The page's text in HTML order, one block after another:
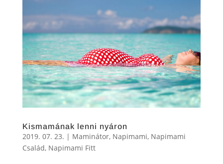
Kismamának lenni nyáron
2019. 07. 23. | Maminátor, Napimami, Napimami
Család, Napimami Fitt